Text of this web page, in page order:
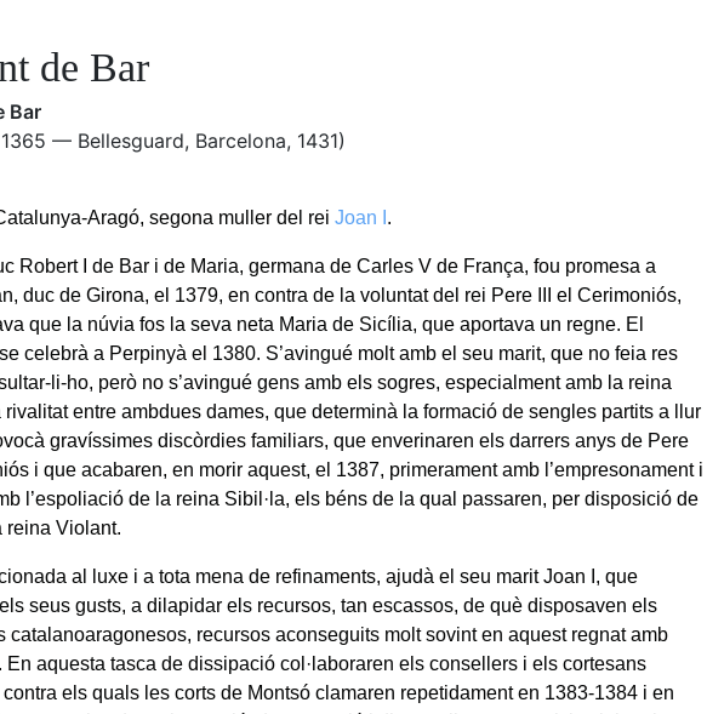
de Bar
Bar
— Bellesguard, Barcelona, 1431)
Aragó, segona muller del reiJoan I .
Robert I de Bar i de Maria, germana de Carles V de França, fou promesa a
duc de Girona, el 1379, en contra de la voluntat del rei Pere III el Cerimoniós,
que la núvia fos la seva neta Maria de Sicília, que aportava un regne. El
celebrà a Perpinyà el 1380. S’avingué molt amb el seu marit, que no feia res
li-ho, però no s’avingué gens amb els sogres, especialment amb la reina
rivalitat entre ambdues dames, que determinà la formació de sengles partits a llur
gravíssimes discòrdies familiars, que enverinaren els darrers anys de Pere
i que acabaren, en morir aquest, el 1387, primerament amb l’empresonament i
l’espoliació de la reina Sibil·la, els béns de la qual passaren, per disposició de
reina Violant.
al luxe i a tota mena de refinaments, ajudà el seu marit Joan I, que
seus gusts, a dilapidar els recursos, tan escassos, de què disposaven els
catalanoaragonesos, recursos aconseguits molt sovint en aquest regnat amb
En aquesta tasca de dissipació col·laboraren els consellers i els cortesans
contra els quals les corts de Montsó clamaren repetidament en 1383-1384 i en